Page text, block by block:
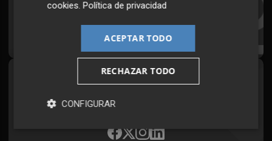
Todos los días a primera hora en tu email
Síguenos en redes
Plaza Podcast, desde cualquier medio
cookies.Política de privacidad
ACEPTAR TODO
RECHAZAR TODO
CONFIGURAR